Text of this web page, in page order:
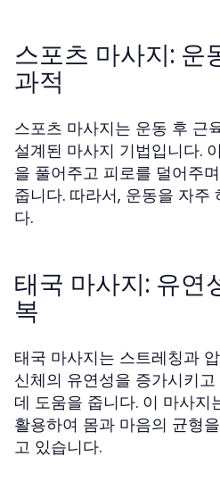
스포츠 마사지: 운
과적
스포츠 마사지는 운동 후 근
설계된 마사지 기법입니다.
을 풀어주고 피로를 덜어주
줍니다. 따라서, 운동을 자주
다.
태국 마사지: 유연
복
태국 마사지는 스트레칭과
신체의 유연성을 증가시키
데 도움을 줍니다. 이 마사지
활용하여 몸과 마음의 균형
고 있습니다.